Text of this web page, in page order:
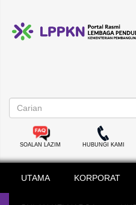
SOALAN LAZIM HUBUNGI KAMI
UTAMA KORPORAT